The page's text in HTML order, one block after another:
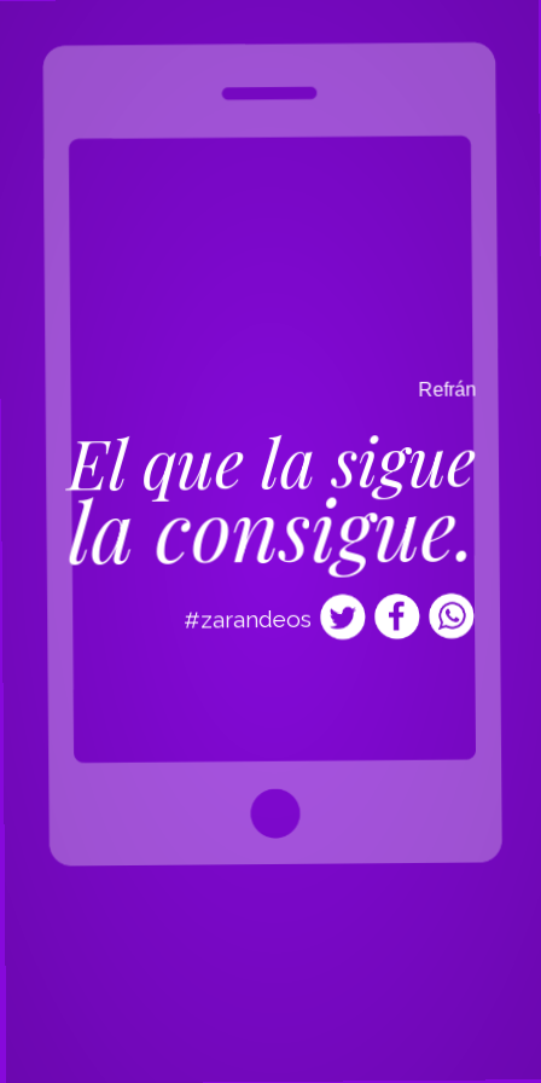
Refrán
El que la sigue
la consigue.
#zarandeos